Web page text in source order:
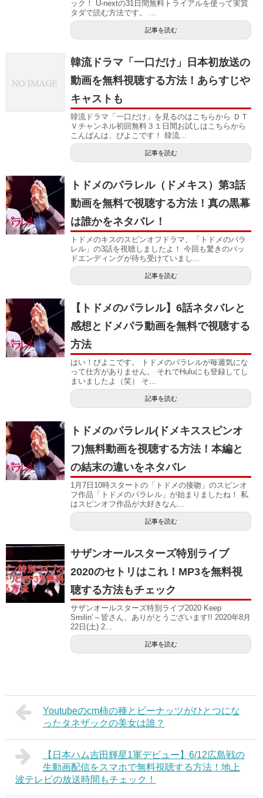
ック！ U-nextの31日間無料トライアルを使って実質
タダで読む方法です。 ...
記事を読む
韓流ドラマ「一口だけ」日本初放送の
動画を無料視聴する方法！あらすじや
キャストも
韓流ドラマ「一口だけ」を見るのはこちらから ＤＴ
Ｖチャンネル初回無料３１日間お試しはこちらから
こんばんは、ぴよこです！ 韓流...
記事を読む
トドメのパラレル（ドメキス）第3話
動画を無料で視聴する方法！真の黒幕
は誰かをネタバレ！
トドメのキスのスピンオフドラマ、「トドメのパラ
レル」の3話を視聴しましたよ！ 今回も驚きのバッ
ドエンディングが待ち受けていまし...
記事を読む
【トドメのパラレル】6話ネタバレと
感想とドメパラ動画を無料で視聴する
方法
はい！ぴよこです。 トドメのパラレルが毎週気にな
って仕方がありません。 それでHuluにも登録してし
まいましたよ（笑） そ...
記事を読む
トドメのパラレル(ドメキススピンオ
フ)無料動画を視聴する方法！本編と
の結末の違いをネタバレ
1月7日10時スタートの「トドメの接吻」のスピンオ
フ作品「トドメのパラレル」が始まりましたね！ 私
はスピンオフ作品が大好きなん...
記事を読む
サザンオールスターズ特別ライブ
2020のセトリはこれ！MP3を無料視
聴する方法もチェック
サザンオールスターズ特別ライブ2020 Keep
Smilin’～皆さん、ありがとうございます!! 2020年8月
22日(土) 2...
記事を読む
Youtubeのcm柿の種とピーナッツがひとつにな
ったタネザックの美女は誰？
【日本ハム吉田輝星1軍デビュー】6/12広島戦の
生動画配信をスマホで無料視聴する方法！地上
波テレビの放送時間もチェック！